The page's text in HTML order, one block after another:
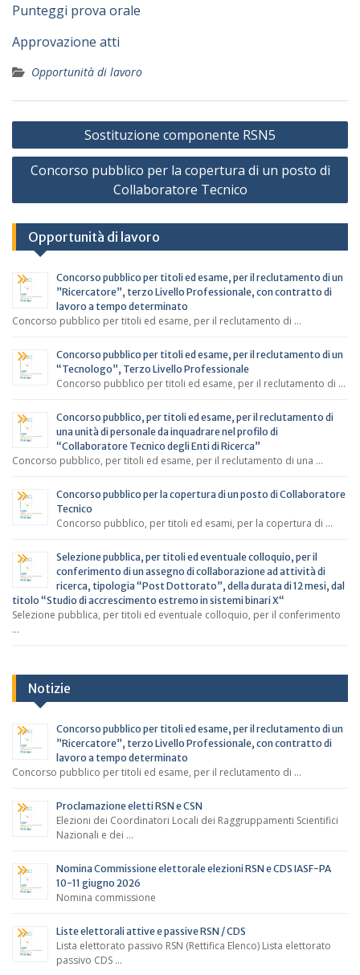
Punteggi prova orale
Approvazione atti
Opportunità di lavoro
Navigazione
articoli
Sostituzione componente RSN5
Concorso pubblico per la copertura di un posto di
Collaboratore Tecnico
Opportunità di lavoro
Concorso pubblico per titoli ed esame, per il reclutamento di un
”Ricercatore”, terzo Livello Professionale, con contratto di
lavoro a tempo determinato
Concorso pubblico per titoli ed esame, per il reclutamento di …
Concorso pubblico per titoli ed esame, per il reclutamento di un
“Tecnologo”, Terzo Livello Professionale
Concorso pubblico per titoli ed esame, per il reclutamento di …
Concorso pubblico, per titoli ed esame, per il reclutamento di
una unità di personale da inquadrare nel profilo di
“Collaboratore Tecnico degli Enti di Ricerca”
Concorso pubblico, per titoli ed esame, per il reclutamento di una …
Concorso pubblico per la copertura di un posto di Collaboratore
Tecnico
Concorso pubblico, per titoli ed esami, per la copertura di …
Selezione pubblica, per titoli ed eventuale colloquio, per il
conferimento di un assegno di collaborazione ad attività di
ricerca, tipologia “Post Dottorato”, della durata di 12 mesi, dal
titolo “Studio di accrescimento estremo in sistemi binari X“
Selezione pubblica, per titoli ed eventuale colloquio, per il conferimento
…
Notizie
Concorso pubblico per titoli ed esame, per il reclutamento di un
”Ricercatore”, terzo Livello Professionale, con contratto di
lavoro a tempo determinato
Concorso pubblico per titoli ed esame, per il reclutamento di …
Proclamazione eletti RSN e CSN
Elezioni dei Coordinatori Locali dei Raggruppamenti Scientifici
Nazionali e dei …
Nomina Commissione elettorale elezioni RSN e CDS IASF-PA
10-11 giugno 2026
Nomina commissione
Liste elettorali attive e passive RSN / CDS
Lista elettorato passivo RSN (Rettifica Elenco) Lista elettorato
passivo CDS …